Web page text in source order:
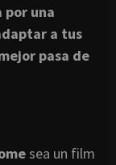
por una
a tus
pasa de
sea un film